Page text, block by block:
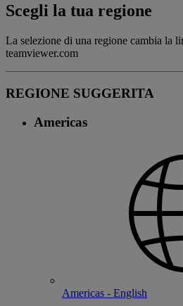
Scegli la tua regione
La selezione di una regione cambia la
teamviewer.com
REGIONE SUGGERITA
Americas
Americas - English